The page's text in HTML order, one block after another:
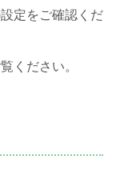
定をご確認くだ
ください。